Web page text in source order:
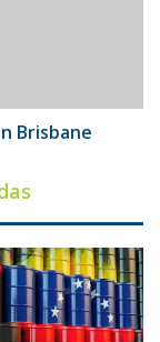
Brisbane